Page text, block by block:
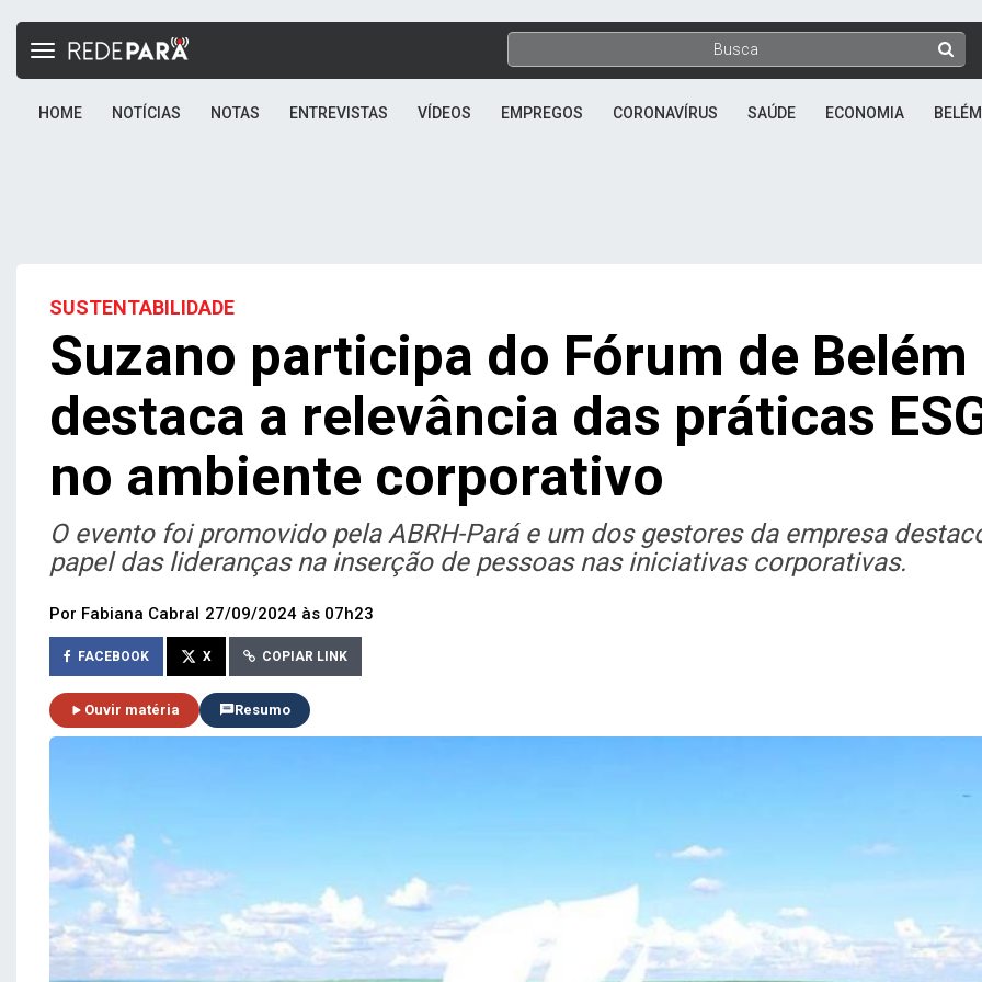
Toggle
HOME NOTÍCIAS NOTAS ENTREVISTAS VÍDEOS EMPREGOS CORONAVÍRUS SAÚDE ECONOMIA BELÉM
SUSTENTABILIDADE
Suzano participa do Fórum de Belém
destaca a relevância das práticas
no ambiente corporativo
O evento foi promovido pela ABRH-Pará e um dos gestores da empresa
papel das lideranças na inserção de pessoas nas iniciativas corporativas.
Por Fabiana Cabral 27/09/2024 às 07h23
FACEBOOK X COPIAR LINK
Ouvir matéria Resumo